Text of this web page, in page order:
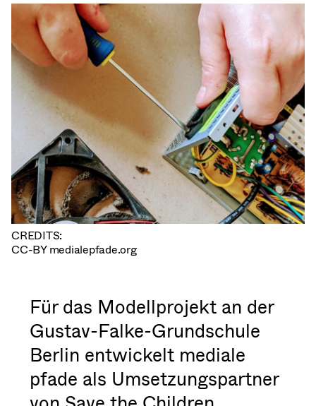
CREDITS:
CC-BY medialepfade.org
Für das Modellprojekt an der
Gustav-Falke-Grundschule
Berlin entwickelt mediale
pfade als Umsetzungspartner